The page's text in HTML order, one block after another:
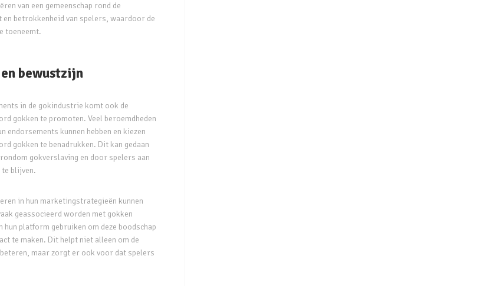
van een gemeenschap rond de
betrokkenheid van spelers, waardoor de
toeneemt.
bewustzijn
in de gokindustrie komt ook de
gokken te promoten. Veel beroemdheden
endorsements kunnen hebben en kiezen
gokken te benadrukken. Dit kan gedaan
gokverslaving en door spelers aan
te blijven.
in hun marketingstrategieën kunnen
geassocieerd worden met gokken
hun platform gebruiken om deze boodschap
te maken. Dit helpt niet alleen om de
maar zorgt er ook voor dat spelers